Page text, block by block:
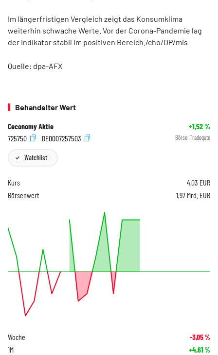
Im längerfristigen Vergleich zeigt das Konsumklima
weiterhin schwache Werte. Vor der Corona-Pandemie lag
der Indikator stabil im positiven Bereich./cho/DP/mis
Quelle: dpa-AFX
Behandelter Wert
Ceconomy Aktie +1,52%
725750
DE0007257503 Börse: Tradegate
Watchlist
Kurs 4,03 EUR
Börsenwert
1,97 Mrd. EUR
Woche -3,05%
1M +4,61 %